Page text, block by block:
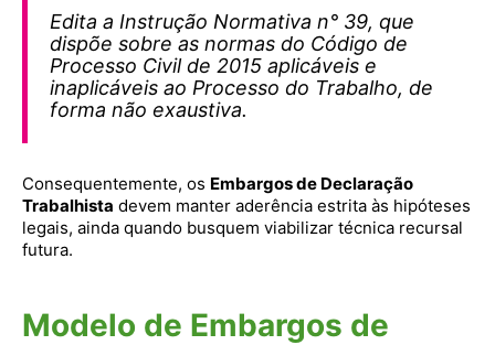
Edita a Instrução Normativa n° 39, que
dispõe sobre as normas do Código de
Processo Civil de 2015 aplicáveis e
inaplicáveis ao Processo do Trabalho, de
forma não exaustiva.
Consequentemente, os Embargos de Declaração
Trabalhista devem manter aderência estrita às hipóteses
legais, ainda quando busquem viabilizar técnica recursal
futura.
Modelo de Embargos de